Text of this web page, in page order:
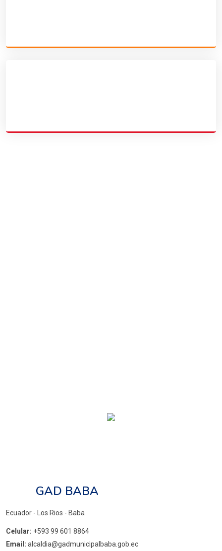
GAD BABA
Ecuador - Los Rios - Baba
Celular: +593 99 601 8864
Email: alcaldia@gadmunicipalbaba.gob.ec